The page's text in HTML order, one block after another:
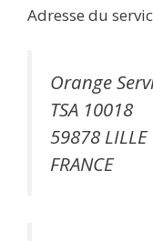
Adresse du
Orange
TSA 10018
59878
FRANCE